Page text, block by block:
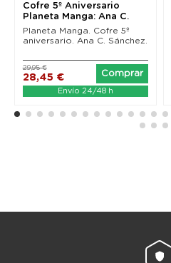
Cofre 5º Aniversario
Planeta Manga: Ana C.
Sánchez
Planeta Manga. Cofre 5º
aniversario. Ana C. Sánchez.
28,45 €
29,95 €
Comprar
Envío 24/48 h